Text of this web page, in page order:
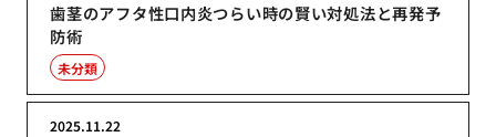
歯茎のアフタ性口内炎つらい時の賢い対処法と再発予
防術
未分類
2025.11.22